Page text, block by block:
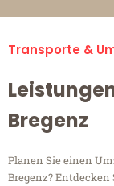
Transporte &
Bregenz
Planen Sie einen
Bregenz?